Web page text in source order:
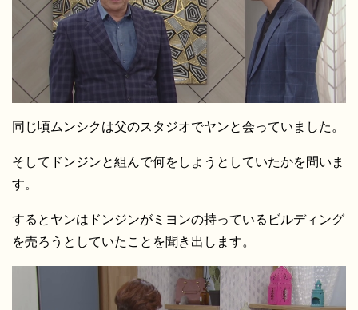
同じ頃ムンシクは父のスタジオでヤンと会っていました。
そしてドンジンと組んで何をしようとしていたかを問いま
す。
するとヤンはドンジンがミヨンの持っているビルディング
を売ろうとしていたことを聞き出します。